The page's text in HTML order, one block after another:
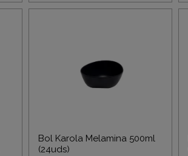
Bol Karola Melamina 500ml
(24uds)